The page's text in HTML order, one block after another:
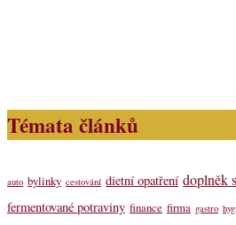
Témata článků
auto bylinky cestování dietní opatření doplněk
fermentované potraviny finance firma gastro